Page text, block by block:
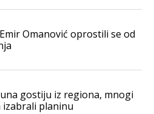
Omanović oprostili se od
gostiju iz regiona, mnogi
planinu